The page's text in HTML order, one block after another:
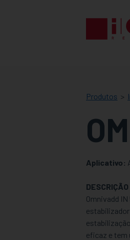
RESINS
Produtos
Aplicativo:
Omnivadd
eficaz e tem